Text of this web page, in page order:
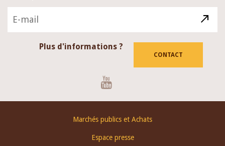
Plus d'informations ?
CONTACT
Marchés publics et Achats
Espace presse